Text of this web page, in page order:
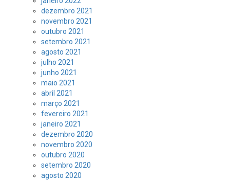
dezembro 2021
novembro 2021
outubro 2021
setembro 2021
agosto 2021
julho 2021
junho 2021
maio 2021
abril 2021
março 2021
fevereiro 2021
janeiro 2021
dezembro 2020
novembro 2020
outubro 2020
setembro 2020
agosto 2020